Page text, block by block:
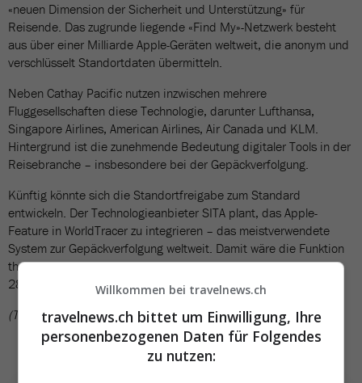
«neuen Dimension der Sicherheit und Unterstützung» für
Reisende. Das zugrunde liegende «Find My»-Netzwerk besteht
aus über einer Milliarde Apple-Geräten weltweit, die anonym und
verschlüsselt Standortdaten übermitteln.
Neben Cathay Pacific nutzen inzwischen mehrere
Fluggesellschaften diese Technologie, darunter Lufthansa,
Singapore Airlines, American Airlines, Air Canada und KLM.
Hintergrund ist die zunehmende Bedeutung digitaler Tools in der
Reisebranche – insbesondere bei der Gepäckverfolgung.
Künftig könnte sich die Standortfreigabe zum Standard
entwickeln. Der Technologieanbieter SITA plant, das Apple-
Feature in WorldTracer zu integrieren – das meistverwendete
System zur Gepäckverfolgung weltweit. Damit wäre die Funktion
theoretisch bei mehr als 500 Fluggesellschaften und an rund
2800 Flughäfen einsetzbar.
(TN)
Willkommen bei travelnews.ch
travelnews.ch bittet um Einwilligung, Ihre
personenbezogenen Daten für Folgendes
zu nutzen: